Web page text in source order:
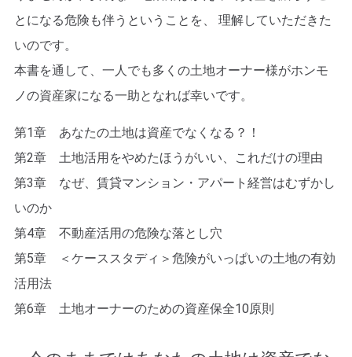
とになる危険も伴うということを、 理解していただきた
いのです。
本書を通して、一人でも多くの土地オーナー様がホンモ
ノの資産家になる一助となれば幸いです。
第1章 あなたの土地は資産でなくなる？！
第2章 土地活用をやめたほうがいい、これだけの理由
第3章 なぜ、賃貸マンション・アパート経営はむずかし
いのか
第4章 不動産活用の危険な落とし穴
第5章 ＜ケーススタディ＞危険がいっぱいの土地の有効
活用法
第6章 土地オーナーのための資産保全10原則